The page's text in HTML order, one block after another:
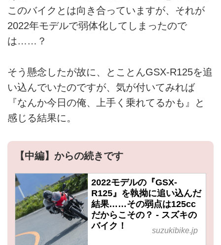
このバイクとは向き合っていますが、それが
2022年モデルで弱体化してしまったので
は……？
そう懸念したが故に、とことんGSX-R125を追
い込んでいたのですが、気が付いてみれば
『なんか今日の俺、上手く乗れてるかも』と
感じる結果に。
【中編】からの続きです
2022モデルの『GSX-
R125』を執拗に追い込んだ
結果……その弱点は125cc
だからこその？ - スズキの
バイク！
suzukibike.jp